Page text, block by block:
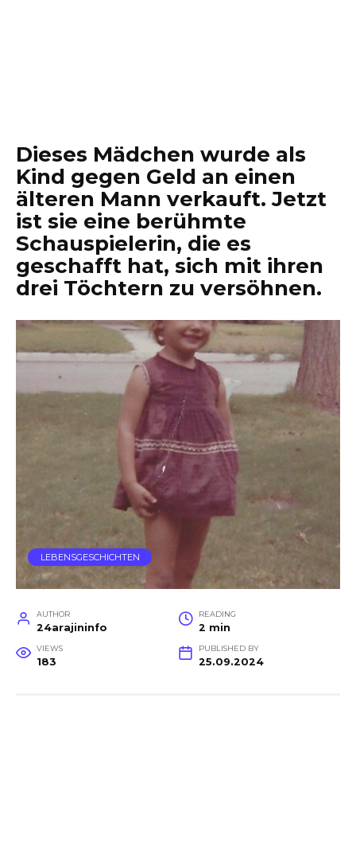
Dieses Mädchen wurde als
Kind gegen Geld an einen
älteren Mann verkauft. Jetzt
ist sie eine berühmte
Schauspielerin, die es
geschafft hat, sich mit ihren
drei Töchtern zu versöhnen.
LEBENSGESCHICHTEN
AUTHOR
24arajininfo
READING
2 min
VIEWS
183
PUBLISHED BY
25.09.2024